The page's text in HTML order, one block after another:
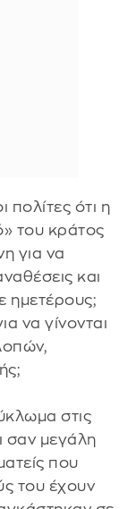
πολίτες ότι η
του κράτος
για να
και
ημετέρους;
να γίνονται
στις
σαν μεγάλη
που
του έχουν